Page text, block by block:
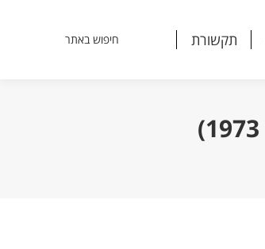
תקשורת Search:
חיפוש באתר